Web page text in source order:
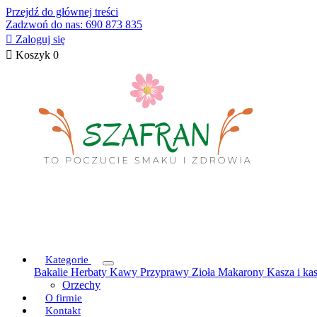
Przejdź do głównej treści
Zadzwoń do nas: 690 873 835
 Zaloguj się
 Koszyk 0
Kategorie
Bakalie Herbaty Kawy Przyprawy Zioła Makarony Kasza i
Orzechy
O firmie
Kontakt